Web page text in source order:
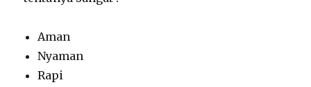
Aman
Nyaman
Rapi